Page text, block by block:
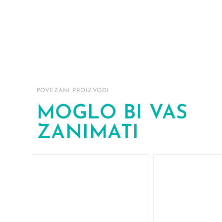
POVEZANI PROIZVODI
MOGLO BI VAS
ZANIMATI